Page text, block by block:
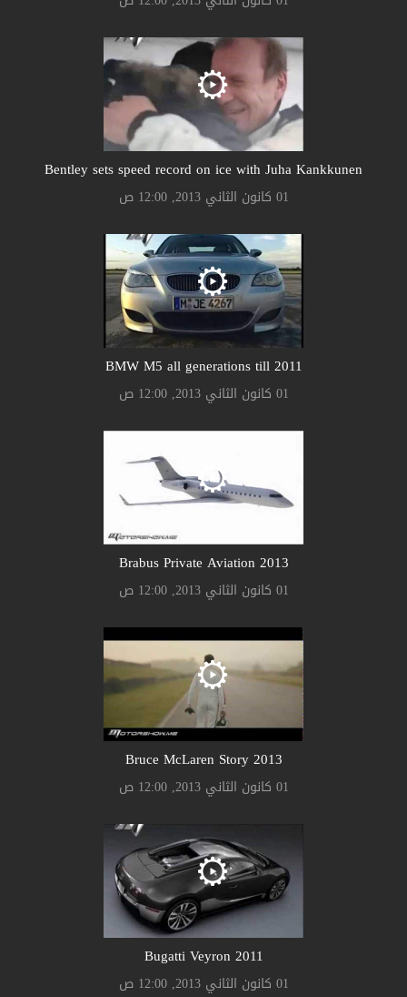
Bentley sets speed record on ice with Juha Kankkunen
01 كانون الثاني 2013, 12:00 ص
BMW M5 all generations till 2011
01 كانون الثاني 2013, 12:00 ص
Brabus Private Aviation 2013
01 كانون الثاني 2013, 12:00 ص
Bruce McLaren Story 2013
01 كانون الثاني 2013, 12:00 ص
Bugatti Veyron 2011
01 كانون الثاني 2013, 12:00 ص